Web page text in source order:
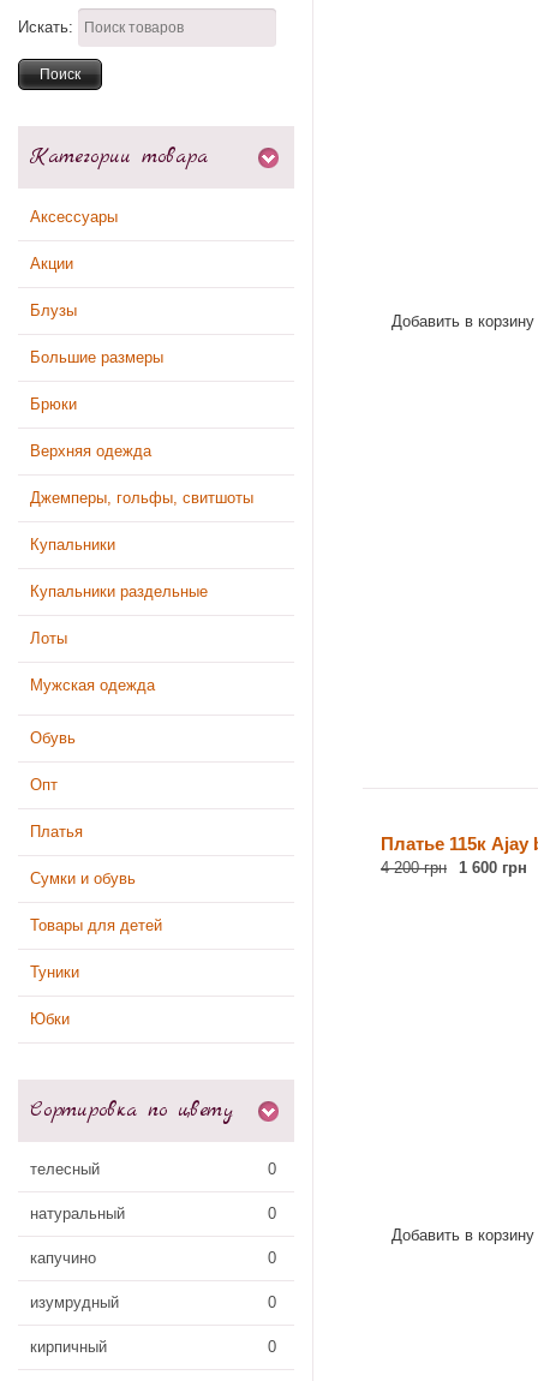
Искать:
Категории товара
Аксессуары
Акции
Блузы
Большие размеры
Брюки
Верхняя одежда
Джемперы, гольфы, свитшоты
Купальники
Купальники раздельные
Лоты
Мужская одежда
Обувь
Опт
Платья
Сумки и обувь
Товары для детей
Туники
Юбки
Сортировка по цвету
телесный 0
натуральный 0
капучино 0
изумрудный 0
кирпичный 0
Добавить в корзину
Платье 115к Ajay
4 200 грн 1 600 грн
Добавить в корзину